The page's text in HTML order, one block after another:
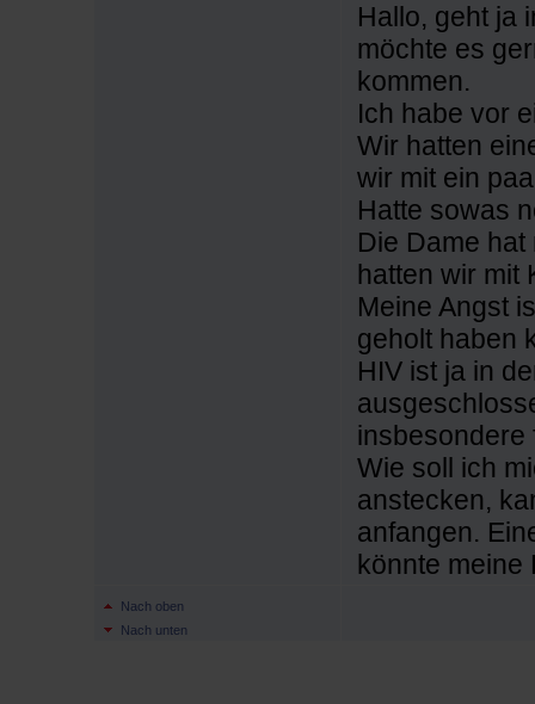
Hallo, geht ja
möchte es
kommen.
Ich habe vor
Wir hatten
wir mit ein
Hatte sowas
Die Dame
hatten wir mit
Meine Angst
geholt haben
HIV ist ja in
insbesondere
Wie soll ich
anstecken,
anfangen.
könnte meine
Nach oben
Nach unten